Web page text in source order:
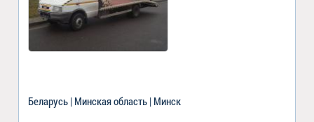
Беларусь | Минская область | Минск